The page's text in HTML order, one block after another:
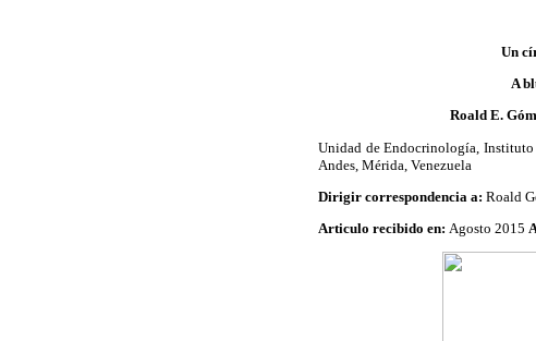
Un
A
Roald E.
Unidad de Endocrinología,
Andes, Mérida, Venezuela
Dirigir correspondencia a: Roald
Articulo recibido en: Agosto 2015